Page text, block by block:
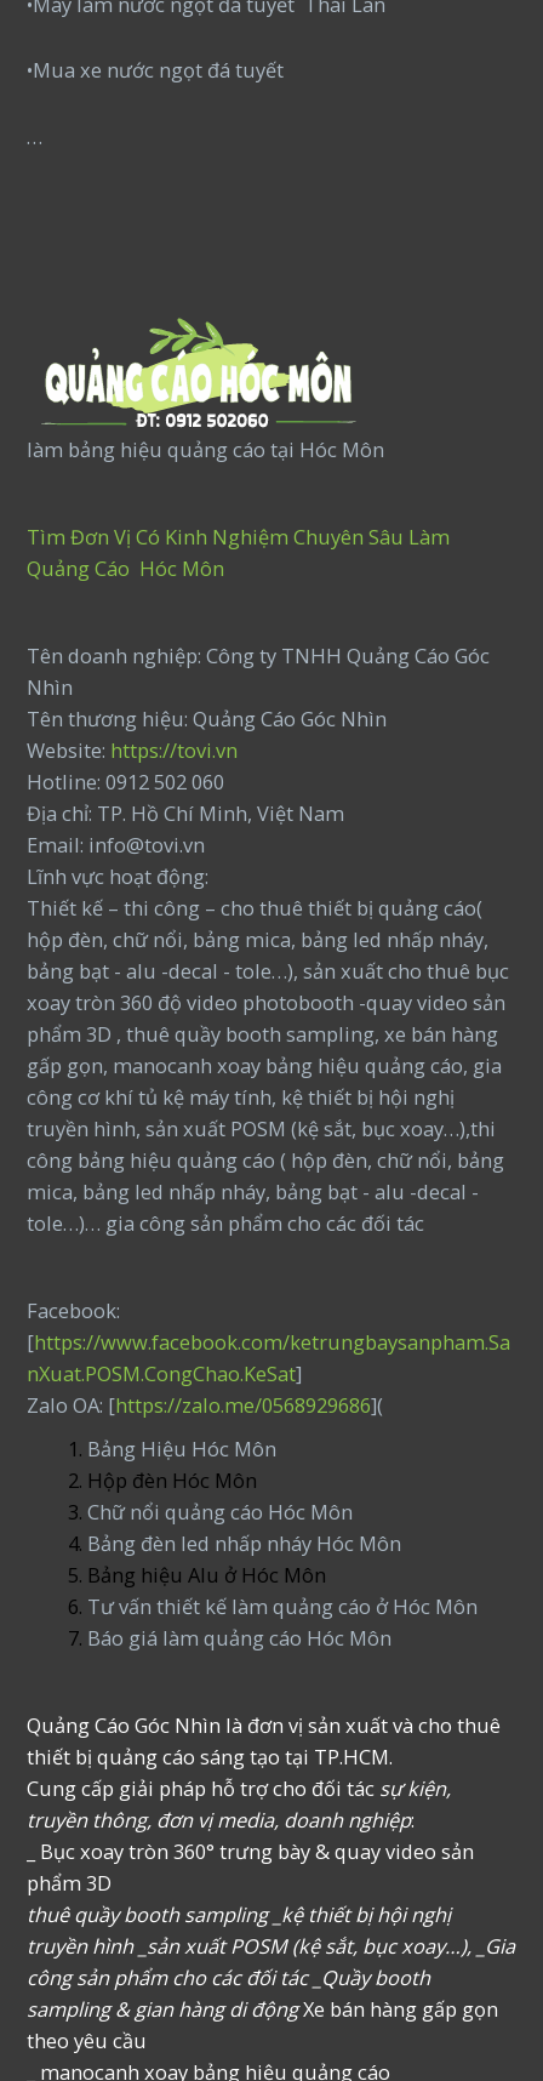
•Mua xe nước ngọt đá tuyết
…
làm bảng hiệu quảng cáo tại Hóc Môn
Tìm Đơn Vị Có Kinh Nghiệm Chuyên Sâu Làm
Quảng Cáo Hóc Môn
Tên doanh nghiệp: Công ty TNHH Quảng Cáo Góc
Nhìn
Tên thương hiệu: Quảng Cáo Góc Nhìn
Website: https://tovi.vn
Hotline: 0912 502 060
Địa chỉ: TP. Hồ Chí Minh, Việt Nam
Email: info@tovi.vn
Lĩnh vực hoạt động:
Thiết kế – thi công – cho thuê thiết bị quảng cáo(
hộp đèn, chữ nổi, bảng mica, bảng led nhấp nháy,
bảng bạt - alu -decal - tole…), sản xuất cho thuê bục
xoay tròn 360 độ video photobooth -quay video sản
phẩm 3D , thuê quầy booth sampling, xe bán hàng
gấp gọn, manocanh xoay bảng hiệu quảng cáo, gia
công cơ khí tủ kệ máy tính, kệ thiết bị hội nghị
truyền hình, sản xuất POSM (kệ sắt, bục xoay…),thi
công bảng hiệu quảng cáo ( hộp đèn, chữ nổi, bảng
mica, bảng led nhấp nháy, bảng bạt - alu -decal -
tole…)… gia công sản phẩm cho các đối tác
Facebook:
[https://www.facebook.com/ketrungbaysanpham.Sa
nXuat.POSM.CongChao.KeSat]
Zalo OA: [https://zalo.me/0568929686](
Bảng Hiệu Hóc Môn
Hộp đèn Hóc Môn
Chữ nổi quảng cáo Hóc Môn
Bảng đèn led nhấp nháy Hóc Môn
Bảng hiệu Alu ở Hóc Môn
Tư vấn thiết kế làm quảng cáo ở Hóc Môn
Báo giá làm quảng cáo Hóc Môn
Quảng Cáo Góc Nhìn là đơn vị sản xuất và cho thuê
thiết bị quảng cáo sáng tạo tại TP.HCM.
Cung cấp giải pháp hỗ trợ cho đối tác sự kiện,
truyền thông, đơn vị media, doanh nghiệp:
_ Bục xoay tròn 360° trưng bày & quay video sản
phẩm 3D
thuê quầy booth sampling _kệ thiết bị hội nghị
truyền hình _sản xuất POSM (kệ sắt, bục xoay…), _Gia
công sản phẩm cho các đối tác _Quầy booth
sampling & gian hàng di độngXe bán hàng gấp gọn
theo yêu cầu
_ manocanh xoay bảng hiệu quảng cáo